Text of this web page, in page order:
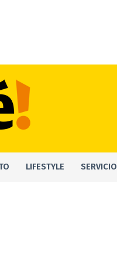
LIFESTYLE